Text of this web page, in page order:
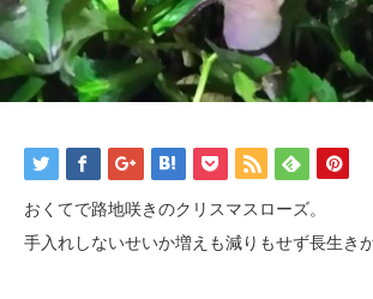
おくてで路地咲きのクリスマスローズ。
手入れしないせいか増えも減りもせず長生き